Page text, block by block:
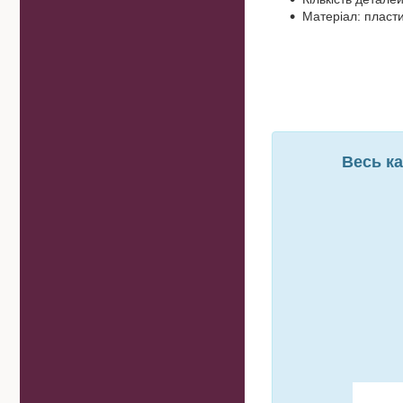
Матеріал:
Весь